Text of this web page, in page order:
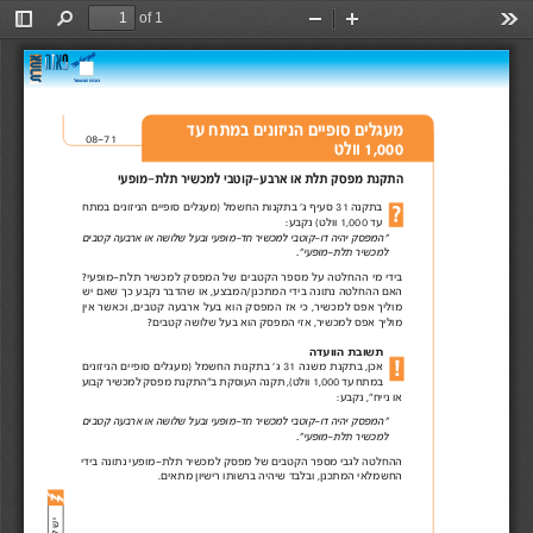
Toggle
Sidebar
Find
of 1
Zoom
Out
In
08-71
בתקנה 31 סעיף ג' בתקנות החשמל )מעגלים סופיים הניזונים במתח
עד 1,000 וולט( נקבע:
י ובעל שלושה או ארבעה קטבים "המפסק יהיה דו-קוטבי למכשיר חד-מופע
למכשיר תלת-מופעי".
בידי מי ההחלטה על מספר הקטבים של המפסק למכשיר תלת-מופעי?
האם ההחלטה נתונה בידי המתכנן/המבצע, או שהדבר נקבע כך שאם יש
מוליך אפס למכשיר, כי אז המפסק הוא בעל ארבעה קטבים, וכאשר אין
מוליך אפס למכשיר, אזי המפסק הוא בעל שלושה קטבים?
תשובת הוועדה
אכן, בתקנת משנה 31 ג' בתקנות החשמל )מעגלים סופיים הניזונים
במתח עד 1,000 וולט(, תקנה העוסקת ב"התקנת מפסק למכשיר קבוע
או נייח", נקבע:
י ובעל שלושה או ארבעה קטבים "המפסק יהיה דו-קוטבי למכשיר חד-מופע
למכשיר תלת-מופעי".
ההחלטה לגבי מספר הקטבים של מפסק למכשיר תלת-מופעי נתונה בידי
החשמלאי המתכנן, ובלבד שיהיה ברשותו רישיון מתאים.
מעגלים סופיים הניזונים במתח עד
1,000 וולט
התקנת מפסק תלת או ארבע-קוטבי למכשיר תלת-מופעי